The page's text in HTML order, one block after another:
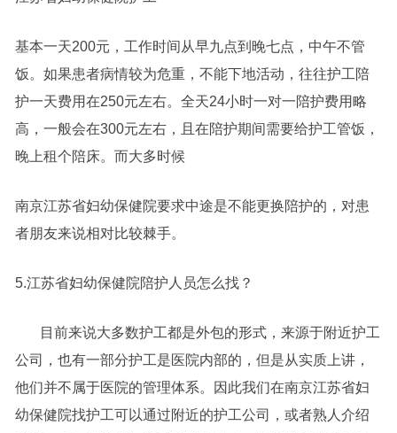
基本一天200元，工作时间从早九点到晚七点，中午不管
饭。如果患者病情较为危重，不能下地活动，往往护工陪
护一天费用在250元左右。全天24小时一对一陪护费用略
高，一般会在300元左右，且在陪护期间需要给护工管饭，
晚上租个陪床。而大多时候
南京江苏省妇幼保健院要求中途是不能更换陪护的，对患
者朋友来说相对比较棘手。
5.江苏省妇幼保健院陪护人员怎么找？
目前来说大多数护工都是外包的形式，来源于附近护工
公司，也有一部分护工是医院内部的，但是从实质上讲，
他们并不属于医院的管理体系。因此我们在南京江苏省妇
幼保健院找护工可以通过附近的护工公司，或者熟人介绍